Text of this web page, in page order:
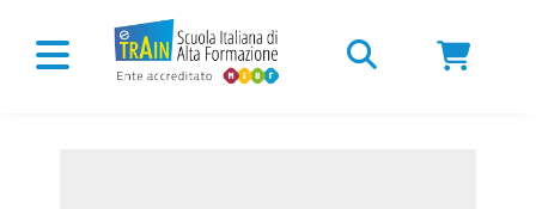
Vai al contenuto